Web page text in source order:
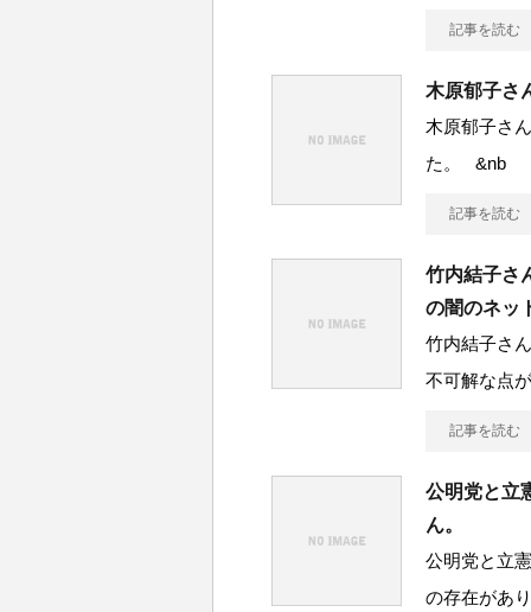
記事を読む
木原郁子さ
木原郁子さ
た。 &nb
記事を読む
竹内結子さ
の闇のネッ
竹内結子さ
不可解な点
記事を読む
公明党と立
ん。
公明党と立
の存在があ